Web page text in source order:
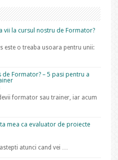
vii la cursul nostru de Formator?
este o treaba usoara pentru unii:
de Formator? – 5 pasi pentru a
formator sau trainer, iar acum
mea ca evaluator de proiecte
atunci cand vei …